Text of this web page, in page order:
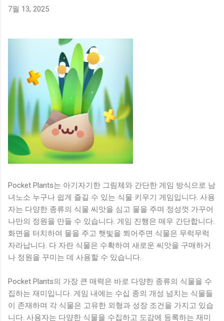
7월 13, 2025
Pocket Plants는 아기자기한 그림체와 간단한 게임 방식으로 남
녀노소 누구나 쉽게 즐길 수 있는 식물 키우기 게임입니다. 사용
자는 다양한 종류의 식물 씨앗을 심고 물을 주며 정성껏 가꾸어
나만의 정원을 만들 수 있습니다. 게임 진행은 매우 간단합니다.
화면을 터치하여 물을 주고 햇빛을 쬐어주면 식물은 무럭무럭
자라납니다. 다 자란 식물은 수확하여 새로운 씨앗을 구매하거
나 정원을 꾸미는 데 사용할 수 있습니다.
Pocket Plants의 가장 큰 매력은 바로 다양한 종류의 식물을 수
집하는 재미입니다. 게임 내에는 수십 종의 개성 넘치는 식물들
이 존재하며 각 식물은 고유한 외형과 성장 조건을 가지고 있습
니다. 사용자는 다양한 식물을 수집하고 도감에 등록하는 재미